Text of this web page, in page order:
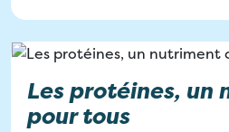
Les protéines, un
pour tous